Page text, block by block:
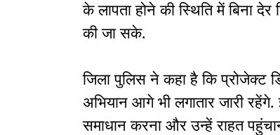
के लापता होने की स्थिति में बिना
की जा सके.
जिला पुलिस ने कहा है कि प्रोजेक्ट
अभियान आगे भी लगातार जारी रहेंगे.
समाधान करना और उन्हें राहत